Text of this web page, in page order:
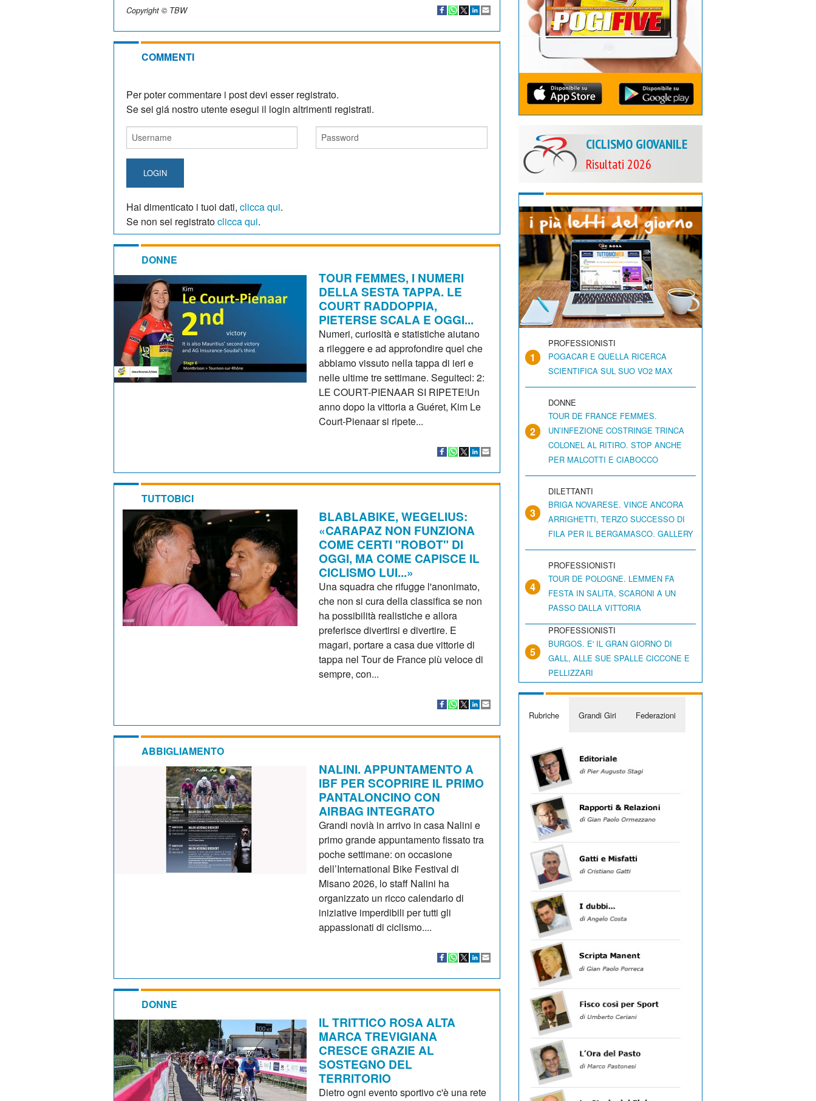
Copyright © TBW
COMMENTI
Per poter commentare i post devi esser registrato.
Se sei giá nostro utente esegui il login altrimenti registrati.
LOGIN
Hai dimenticato i tuoi dati, clicca qui.
Se non sei registratoclicca qui.
DONNE
TOUR FEMMES, I NUMERI
DELLA SESTA TAPPA. LE
COURT RADDOPPIA,
PIETERSE SCALA E OGGI...
Numeri, curiosità e statistiche aiutano
a rileggere e ad approfondire quel che
abbiamo vissuto nella tappa di ieri e
nelle ultime tre settimane. Seguiteci: 2:
LE COURT-PIENAAR SI RIPETE!Un
anno dopo la vittoria a Guéret, Kim Le
Court-Pienaar si ripete...
TUTTOBICI
BLABLABIKE, WEGELIUS:
«CARAPAZ NON FUNZIONA
COME CERTI "ROBOT" DI
OGGI, MA COME CAPISCE IL
CICLISMO LUI...»
Una squadra che rifugge l'anonimato,
che non si cura della classifica se non
ha possibilità realistiche e allora
preferisce divertirsi e divertire. E
magari, portare a casa due vittorie di
tappa nel Tour de France più veloce di
sempre, con...
ABBIGLIAMENTO
NALINI. APPUNTAMENTO A
IBF PER SCOPRIRE IL PRIMO
PANTALONCINO CON
AIRBAG INTEGRATO
Grandi novià in arrivo in casa Nalini e
primo grande appuntamento fissato tra
poche settimane: on occasione
dell’International Bike Festival di
Misano 2026, lo staff Nalini ha
organizzato un ricco calendario di
iniziative imperdibili per tutti gli
appassionati di ciclismo....
DONNE
IL TRITTICO ROSA ALTA
MARCA TREVIGIANA
CRESCE GRAZIE AL
SOSTEGNO DEL
TERRITORIO
Dietro ogni evento sportivo c'è una rete
CICLISMO GIOVANILE
Risultati 2026
1
PROFESSIONISTI
POGACAR E QUELLA RICERCA
SCIENTIFICA SUL SUO VO2 MAX
2
DONNE
TOUR DE FRANCE FEMMES.
UN’INFEZIONE COSTRINGE TRINCA
COLONEL AL RITIRO. STOP ANCHE
PER MALCOTTI E CIABOCCO
3
DILETTANTI
BRIGA NOVARESE. VINCE ANCORA
ARRIGHETTI, TERZO SUCCESSO DI
FILA PER IL BERGAMASCO. GALLERY
4
PROFESSIONISTI
TOUR DE POLOGNE. LEMMEN FA
FESTA IN SALITA, SCARONI A UN
PASSO DALLA VITTORIA
5
PROFESSIONISTI
BURGOS. E' IL GRAN GIORNO DI
GALL, ALLE SUE SPALLE CICCONE E
PELLIZZARI
Rubriche Grandi Giri Federazioni